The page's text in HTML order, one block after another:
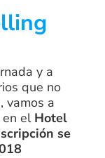
y a
que no
vamos a
en el Hotel
se